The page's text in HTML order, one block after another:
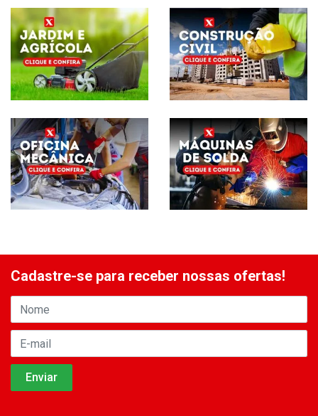
Cadastre-se para receber nossas ofertas!